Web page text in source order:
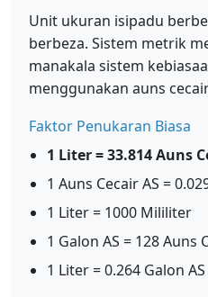
Unit ukuran isipadu
berbeza. Sistem metrik
manakala sistem
menggunakan auns
Faktor Penukaran Biasa
1 Liter = 33.814 Auns
1 Auns Cecair AS =
1 Liter = 1000 Mililiter
1 Galon AS = 128 Auns
1 Liter = 0.264 Galon AS